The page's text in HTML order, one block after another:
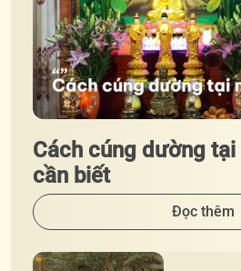
Cách cúng dường
cần biết
Đọc thêm